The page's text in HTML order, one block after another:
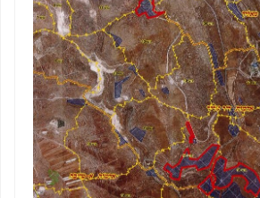
العربية
English